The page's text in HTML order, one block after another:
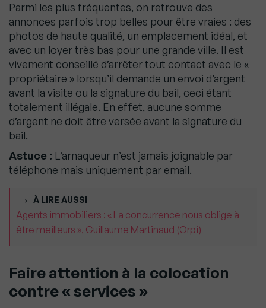
Parmi les plus fréquentes, on retrouve des
annonces parfois trop belles pour être vraies : des
photos de haute qualité, un emplacement idéal, et
avec un loyer très bas pour une grande ville. Il est
vivement conseillé d’arrêter tout contact avec le «
propriétaire » lorsqu’il demande un envoi d’argent
avant la visite ou la signature du bail, ceci étant
totalement illégale. En effet, aucune somme
d’argent ne doit être versée avant la signature du
bail.
Astuce : L’arnaqueur n’est jamais joignable par
téléphone mais uniquement par email.
À LIRE AUSSI
Agents immobiliers : « La concurrence nous oblige à
être meilleurs », Guillaume Martinaud (Orpi)
Faire attention à la colocation
contre « services »